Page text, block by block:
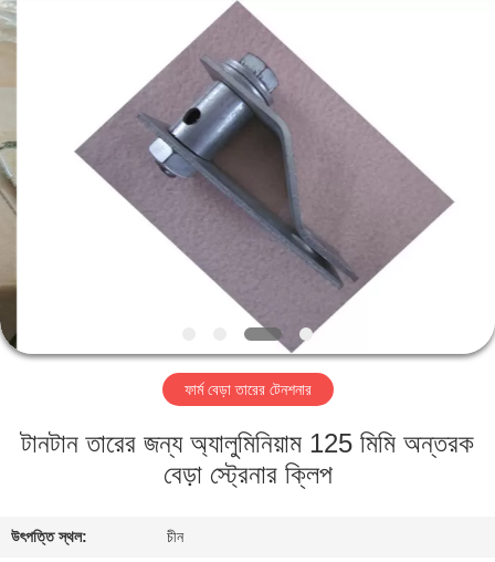
পণ্য
সম্পর্কে
কারখানা
PING
XI
RUN
All
ফার্ম বেড়া তারের টেনশনার
টানটান তারের জন্য অ্যালুমিনিয়াম 125 মিমি অন্তরক
বেড়া স্ট্রেনার ক্লিপ
উৎপত্তি স্থল: চীন